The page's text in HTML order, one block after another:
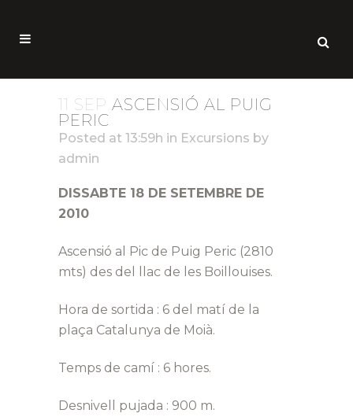
11 SEP ASCENSIÓ AL PUIG
PERIC
Posted at 13:59h in Excursions by
admin
DISSABTE 18 DE SETEMBRE DE
2010
Ascensió al Pic de Puig Peric (2810
mts) des del llac de les Boillouises.
Hora de sortida : 6 del matí de la
plaça Catalunya de Moià.
Temps de camí : 6 hores.
Desnivell pujada : 900 m.